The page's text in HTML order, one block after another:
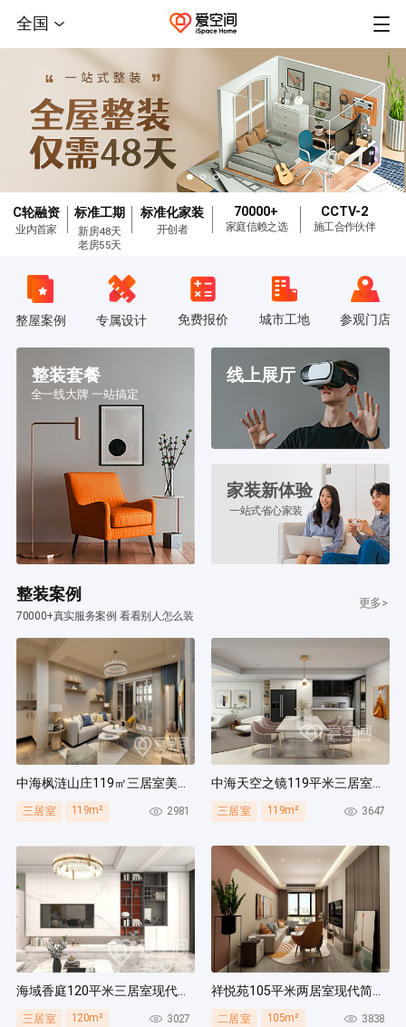
全国
C轮融资
业内首家
标准工期
新房48天
老房55天
标准化家装
开创者
70000+
家庭信赖之选
CCTV-2
施工合作伙伴
整屋案例 专属设计 免费报价 城市工地 参观门店
整装套餐
全一线大牌 一站搞定
线上展厅
家装新体验
一站式省心家装
整装案例
70000+真实服务案例 看看别人怎么装
更多>
中海枫涟山庄119㎡三居室美式风装修案例
三居室 119m² 2981
中海天空之镜119平米三居室北欧风装修案例
三居室 119m² 3647
海域香庭120平米三居室现代简约风装修案例
三居室 120m² 3027
祥悦苑105平米两居室现代简约风装修案例
二居室 105m² 3838